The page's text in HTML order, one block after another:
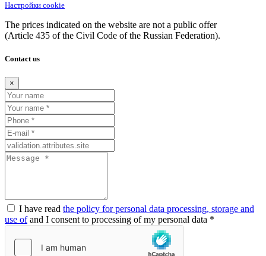
Настройки cookie
The prices indicated on the website are not a public offer
(Article 435 of the Civil Code of the Russian Federation).
Contact us
×
I have read the policy for personal data processing, storage and
use ofand I consent to processing of my personal data *